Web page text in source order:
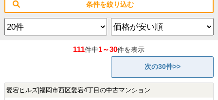
条件を絞り込む
111件中1～30件を表示
次の30件>>
愛宕ヒルズ|福岡市西区愛宕4丁目の中古マンション